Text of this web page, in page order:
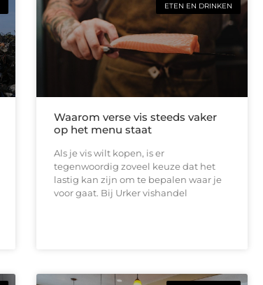
ETEN EN DRINKEN
Waarom verse vis steeds vaker
op het menu staat
Als je vis wilt kopen, is er
tegenwoordig zoveel keuze dat het
lastig kan zijn om te bepalen waar je
voor gaat. Bij Urker vishandel